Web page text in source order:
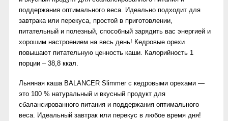
поддержания оптимального веса. Идеально подходит для
завтрака или перекуса, простой в приготовлении,
питательный и полезный, способный зарядить вас энергией и
хорошим настроением на весь день! Кедровые орехи
повышают питательную ценность каши. Калорийность 1
порции – 38,8 ккал.
Льняная каша BALANCER Slimmer с кедровыми орехами —
это 100 % натуральный и вкусный продукт для
сбалансированного питания и поддержания оптимального
веса. Идеальный завтрак или перекус в любое время дня!